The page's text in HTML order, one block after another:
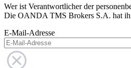
Wer ist Verantwortlicher der
Die OANDA TMS Brokers S.A. hat
E-Mail-Adresse